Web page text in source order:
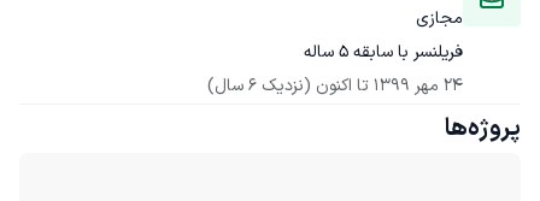
مجازی
فریلنسر با سابقه ۵ ساله
24 مهر 1399
تا اکنون (نزدیک 6 سال)
پروژه‌ها